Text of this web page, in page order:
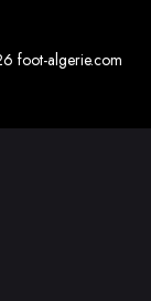
foot-algerie.com